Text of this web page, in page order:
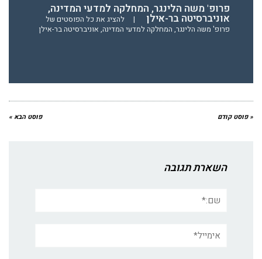
פרופ' משה הלינגר, המחלקה למדעי המדינה,
אוניברסיטה בר-אילן |
להציג את כל הפוסטים של
פרופ' משה הלינגר, המחלקה למדעי המדינה, אוניברסיטה בר-אילן
« פוסט קודם פוסט הבא »
השארת תגובה